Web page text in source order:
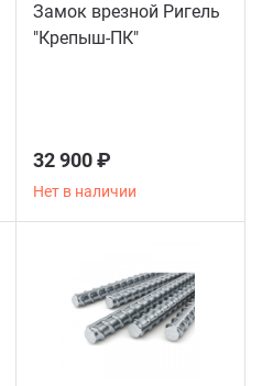
Замок врезной Ригель
"Крепыш-ПК"
32 900 ₽
Нет в наличии